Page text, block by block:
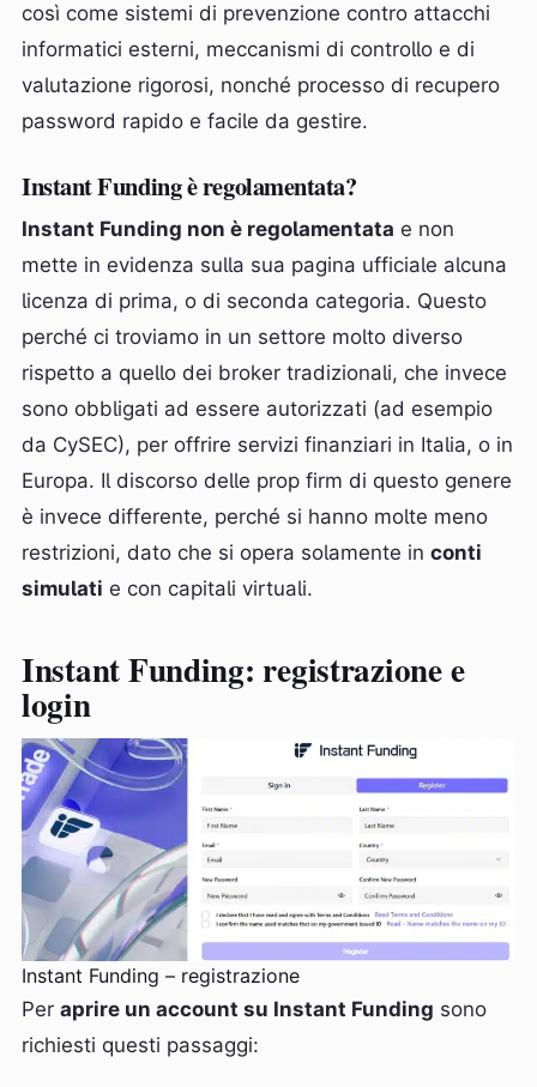
così come sistemi di prevenzione contro attacchi
informatici esterni, meccanismi di controllo e di
valutazione rigorosi, nonché processo di recupero
password rapido e facile da gestire.
Instant Funding è regolamentata?
Instant Funding non è regolamentata e non
mette in evidenza sulla sua pagina ufficiale alcuna
licenza di prima, o di seconda categoria. Questo
perché ci troviamo in un settore molto diverso
rispetto a quello dei broker tradizionali, che invece
sono obbligati ad essere autorizzati (ad esempio
da CySEC), per offrire servizi finanziari in Italia, o in
Europa. Il discorso delle prop firm di questo genere
è invece differente, perché si hanno molte meno
restrizioni, dato che si opera solamente in conti
simulati e con capitali virtuali.
Instant Funding: registrazione e
login
Instant Funding – registrazione
Per aprire un account su Instant Funding sono
richiesti questi passaggi: